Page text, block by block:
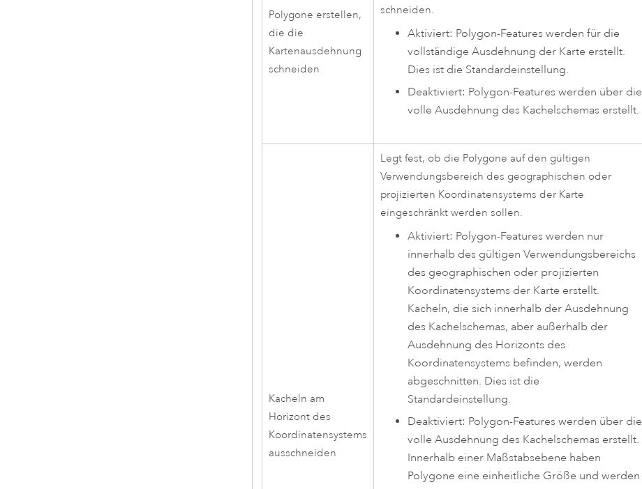
Polygone erstellen,
die die
Kartenausdehnung
schneiden
schneiden.
Aktiviert: Polygon-Features werden für die
vollständige Ausdehnung der Karte erstellt.
Dies ist die Standardeinstellung.
Deaktiviert: Polygon-Features werden über die
volle Ausdehnung des Kachelschemas erstellt.
Kacheln am
Horizont des
Koordinatensystems
ausschneiden
Legt fest, ob die Polygone auf den gültigen
Verwendungsbereich des geographischen oder
projizierten Koordinatensystems der Karte
eingeschränkt werden sollen.
Aktiviert: Polygon-Features werden nur
innerhalb des gültigen Verwendungsbereichs
des geographischen oder projizierten
Koordinatensystems der Karte erstellt.
Kacheln, die sich innerhalb der Ausdehnung
des Kachelschemas, aber außerhalb der
Ausdehnung des Horizonts des
Koordinatensystems befinden, werden
abgeschnitten. Dies ist die
Standardeinstellung.
Deaktiviert: Polygon-Features werden über die
volle Ausdehnung des Kachelschemas erstellt.
Innerhalb einer Maßstabsebene haben
Polygone eine einheitliche Größe und werden